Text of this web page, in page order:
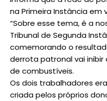
na Primeira Instância em
“Sobre esse tema, é a
Tribunal de Segunda
comemorando o
derrota patronal vai
de combustíveis.
Os dois trabalhadores
criada pelos próprios